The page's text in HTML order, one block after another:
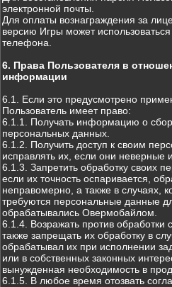
электронной почты.
Для оплаты вознаграждения за
версию Игры может
телефона.
6. Права Пользователя в
информации
6.1. Если это предусмотрено
Пользователь имеет право:
6.1.1. Получать информацию о
персональных данных.
6.1.2. Получить доступ к своим
исправлять их, если они неверные
6.1.3. Запретить обработку своих
если их точность оспаривается,
неправомерно, а также в случаях,
требуются персональные данные
обрабатывались Овермобайлом.
6.1.4. Возражать против обработки
также запрещать их обработку в
обрабатывал их при исполнении
или в собственных законных
вынужденная необходимость в
6.1.5. В любое время отозвать